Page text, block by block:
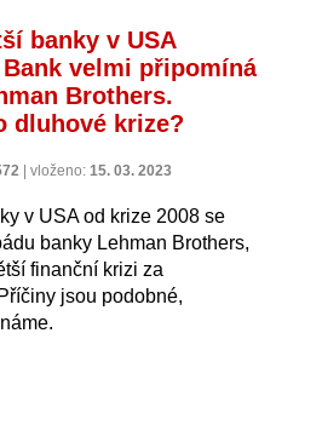
banky v USA
velmi připomíná
Brothers.
dluhové krize?
vloženo: 15. 03. 2023
v USA od krize 2008 se
banky Lehman Brothers,
finanční krizi za
jsou podobné,